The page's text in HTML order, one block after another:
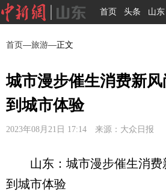
首页 头条 山东
首页—旅游—正文
城市漫步催生消费新
到城市体验
2023年08月21日 17:14 来源：大众日报
山东：城市漫步催生消费
到城市体验